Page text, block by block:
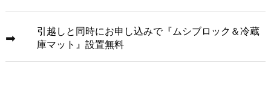
引越しと同時にお申し込みで『ムシブロック＆冷蔵
庫マット』設置無料